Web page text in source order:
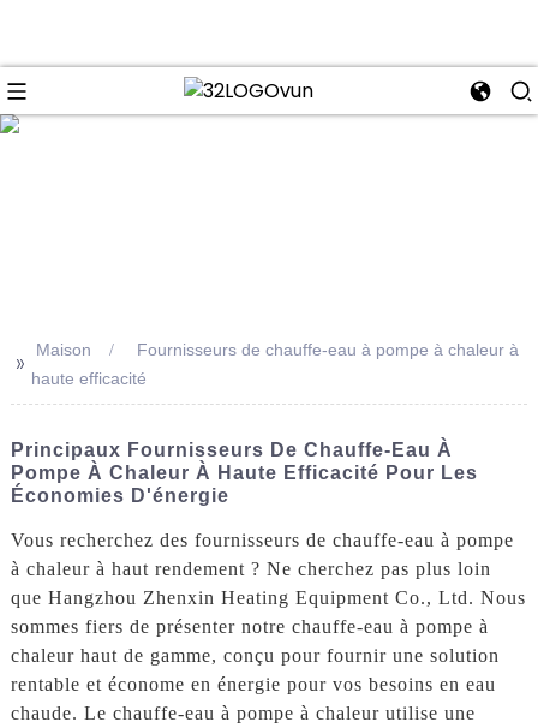
>> Maison
Fournisseurs de chauffe-eau à pompe à chaleur à
haute efficacité
Principaux Fournisseurs De Chauffe-Eau À
Pompe À Chaleur À Haute Efficacité Pour Les
Économies D'énergie
Vous recherchez des fournisseurs de chauffe-eau à pompe
à chaleur à haut rendement ? Ne cherchez pas plus loin
que Hangzhou Zhenxin Heating Equipment Co., Ltd. Nous
sommes fiers de présenter notre chauffe-eau à pompe à
chaleur haut de gamme, conçu pour fournir une solution
rentable et économe en énergie pour vos besoins en eau
chaude. Le chauffe-eau à pompe à chaleur utilise une